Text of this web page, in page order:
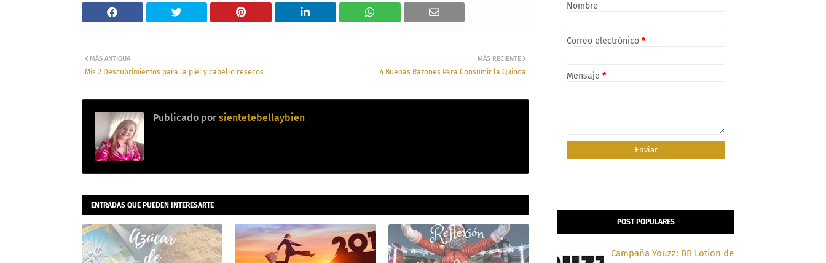
MÁS RECIENTE
4 Buenas Razones Para Consumir la Quinoa
MÁS ANTIGUA
Mis 2 Descubrimientos para la piel y cabello resecos
Publicado por sientetebellaybien
ENTRADAS QUE PUEDEN INTERESARTE
Nombre
Correo electrónico *
Mensaje *
POST POPULARES
Campaña Youzz: BB Lotion de